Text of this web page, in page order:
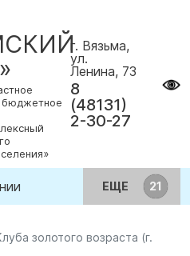
бюджетное
г. Вязьма,
ул.
Ленина, 73
8
(48131)
2-30-27
ЕЩЕ
золотого возраста (г.